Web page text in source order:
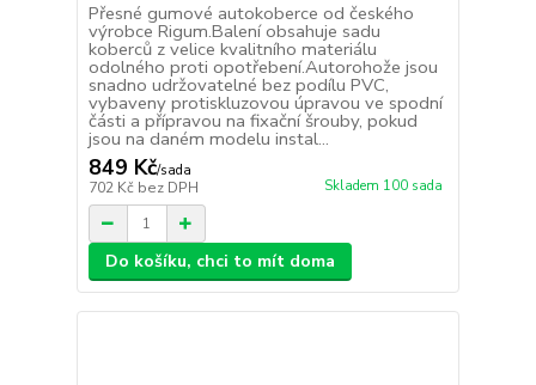
Přesné gumové autokoberce od českého
výrobce Rigum.Balení obsahuje sadu
koberců z velice kvalitního materiálu
odolného proti opotřebení.Autorohože jsou
snadno udržovatelné bez podílu PVC,
vybaveny protiskluzovou úpravou ve spodní
části a přípravou na fixační šrouby, pokud
jsou na daném modelu instal...
849 Kč/sada
702 Kč bez DPH Skladem 100 sada
Do košíku, chci to mít doma